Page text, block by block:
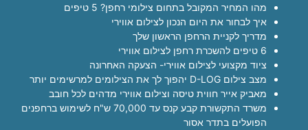
מהו המחיר המקובל בתחום צילומי רחפן? 5 טיפים
איך לבחור את היום הנכון לצילום אווירי
מדריך לקניית הרחפן הראשון שלך
6 טיפים להשכרת רחפן לצילום אווירי
ציוד מקצועי לצילום אווירי- הצעקה האחרונה
מצב צילום D-LOG יהפוך לך את הצילומים למרשימים יותר
מאביק אייר חווית טיסה וצילום אווירי מדהים לכל חובב
משרד התקשורת קבע קנס עד 70,000 ש"ח לשימוש ברחפנים
הפועלים בתדר אסור